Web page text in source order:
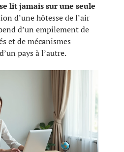
lit jamais sur une seule
d’une hôtesse de l’air
d’un empilement de
et de mécanismes
pays à l’autre.